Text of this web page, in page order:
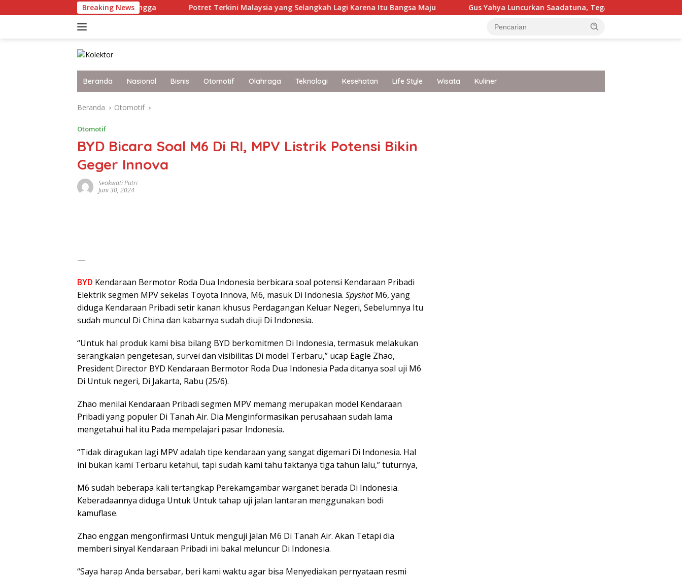
ke
Breaking News
Tantangan Main Hingga Potret Terkini Malaysia yang Selangkah Lagi Karena Itu Bangsa Maju Gus Yahya Luncurkan Saadatuna, Tegaskan 5 Prinsip Dasar Membangun
Beranda Nasional Bisnis Otomotif Olahraga Teknologi Kesehatan Life Style Wisata Kuliner
Beranda Otomotif
Otomotif
BYD Bicara Soal M6 Di RI, MPV Listrik Potensi Bikin
Geger Innova
Seokwati Putri
Juni 30, 2024
—
BYD Kendaraan Bermotor Roda Dua Indonesia berbicara soal potensi Kendaraan Pribadi
Elektrik segmen MPV sekelas Toyota Innova, M6, masuk Di Indonesia. SpyshotM6, yang
diduga Kendaraan Pribadi setir kanan khusus Perdagangan Keluar Negeri, Sebelumnya Itu
sudah muncul Di China dan kabarnya sudah diuji Di Indonesia.
“Untuk hal produk kami bisa bilang BYD berkomitmen Di Indonesia, termasuk melakukan
serangkaian pengetesan, survei dan visibilitas Di model Terbaru,” ucap Eagle Zhao,
President Director BYD Kendaraan Bermotor Roda Dua Indonesia Pada ditanya soal uji M6
Di Untuk negeri, Di Jakarta, Rabu (25/6).
Zhao menilai Kendaraan Pribadi segmen MPV memang merupakan model Kendaraan
Pribadi yang populer Di Tanah Air. Dia Menginformasikan perusahaan sudah lama
mengetahui hal itu Pada mempelajari pasar Indonesia.
“Tidak diragukan lagi MPV adalah tipe kendaraan yang sangat digemari Di Indonesia. Hal
ini bukan kami Terbaru ketahui, tapi sudah kami tahu faktanya tiga tahun lalu,” tuturnya,
M6 sudah beberapa kali tertangkap Perekamgambar warganet berada Di Indonesia.
Keberadaannya diduga Untuk Untuk tahap uji jalan lantaran menggunakan bodi
kamuflase.
Zhao enggan mengonfirmasi Untuk menguji jalan M6 Di Tanah Air. Akan Tetapi dia
memberi sinyal Kendaraan Pribadi ini bakal meluncur Di Indonesia.
“Saya harap Anda bersabar, beri kami waktu agar bisa Menyediakan pernyataan resmi